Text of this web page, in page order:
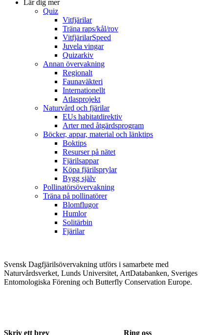
Lär dig mer
Quiz
Vitfjärilar
Träna raps/kål/rov
VitfjärilarSpeed
Juvela vingar
Quizarkiv
Annan övervakning
Regionalt
Faunaväkteri
Internationellt
Atlasprojekt
Naturvård och fjärilar
EUs habitatdirektiv
Arter med åtgärdsprogram
Böcker, appar, material och länktips
Boktips
Resurser på nätet
Fjärilsappar
Köpa fjärilsprylar
Bygg själv
Pollinatörsövervakning
Träna på pollinatörer
Blomflugor
Humlor
Solitärbin
Fjärilar
Svensk Dagfjärilsövervakning utförs i samarbete med
Naturvårdsverket, Lunds Universitet, ArtDatabanken, Sveriges
Entomologiska Förening och Butterfly Conservation Europe.
Skriv ett brev Ring oss